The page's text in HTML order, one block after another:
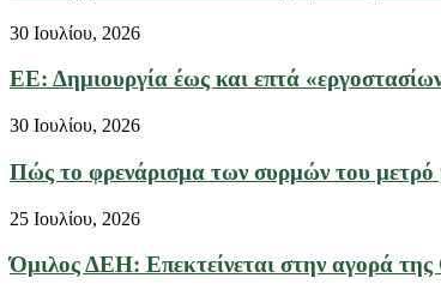
30 Ιουλίου, 2026
ΕΕ: Δημιουργία έως και επτά
30 Ιουλίου, 2026
Πώς το φρενάρισμα των συρμών του μετρό
25 Ιουλίου, 2026
Όμιλος ΔΕΗ: Επεκτείνεται στην αγορά της